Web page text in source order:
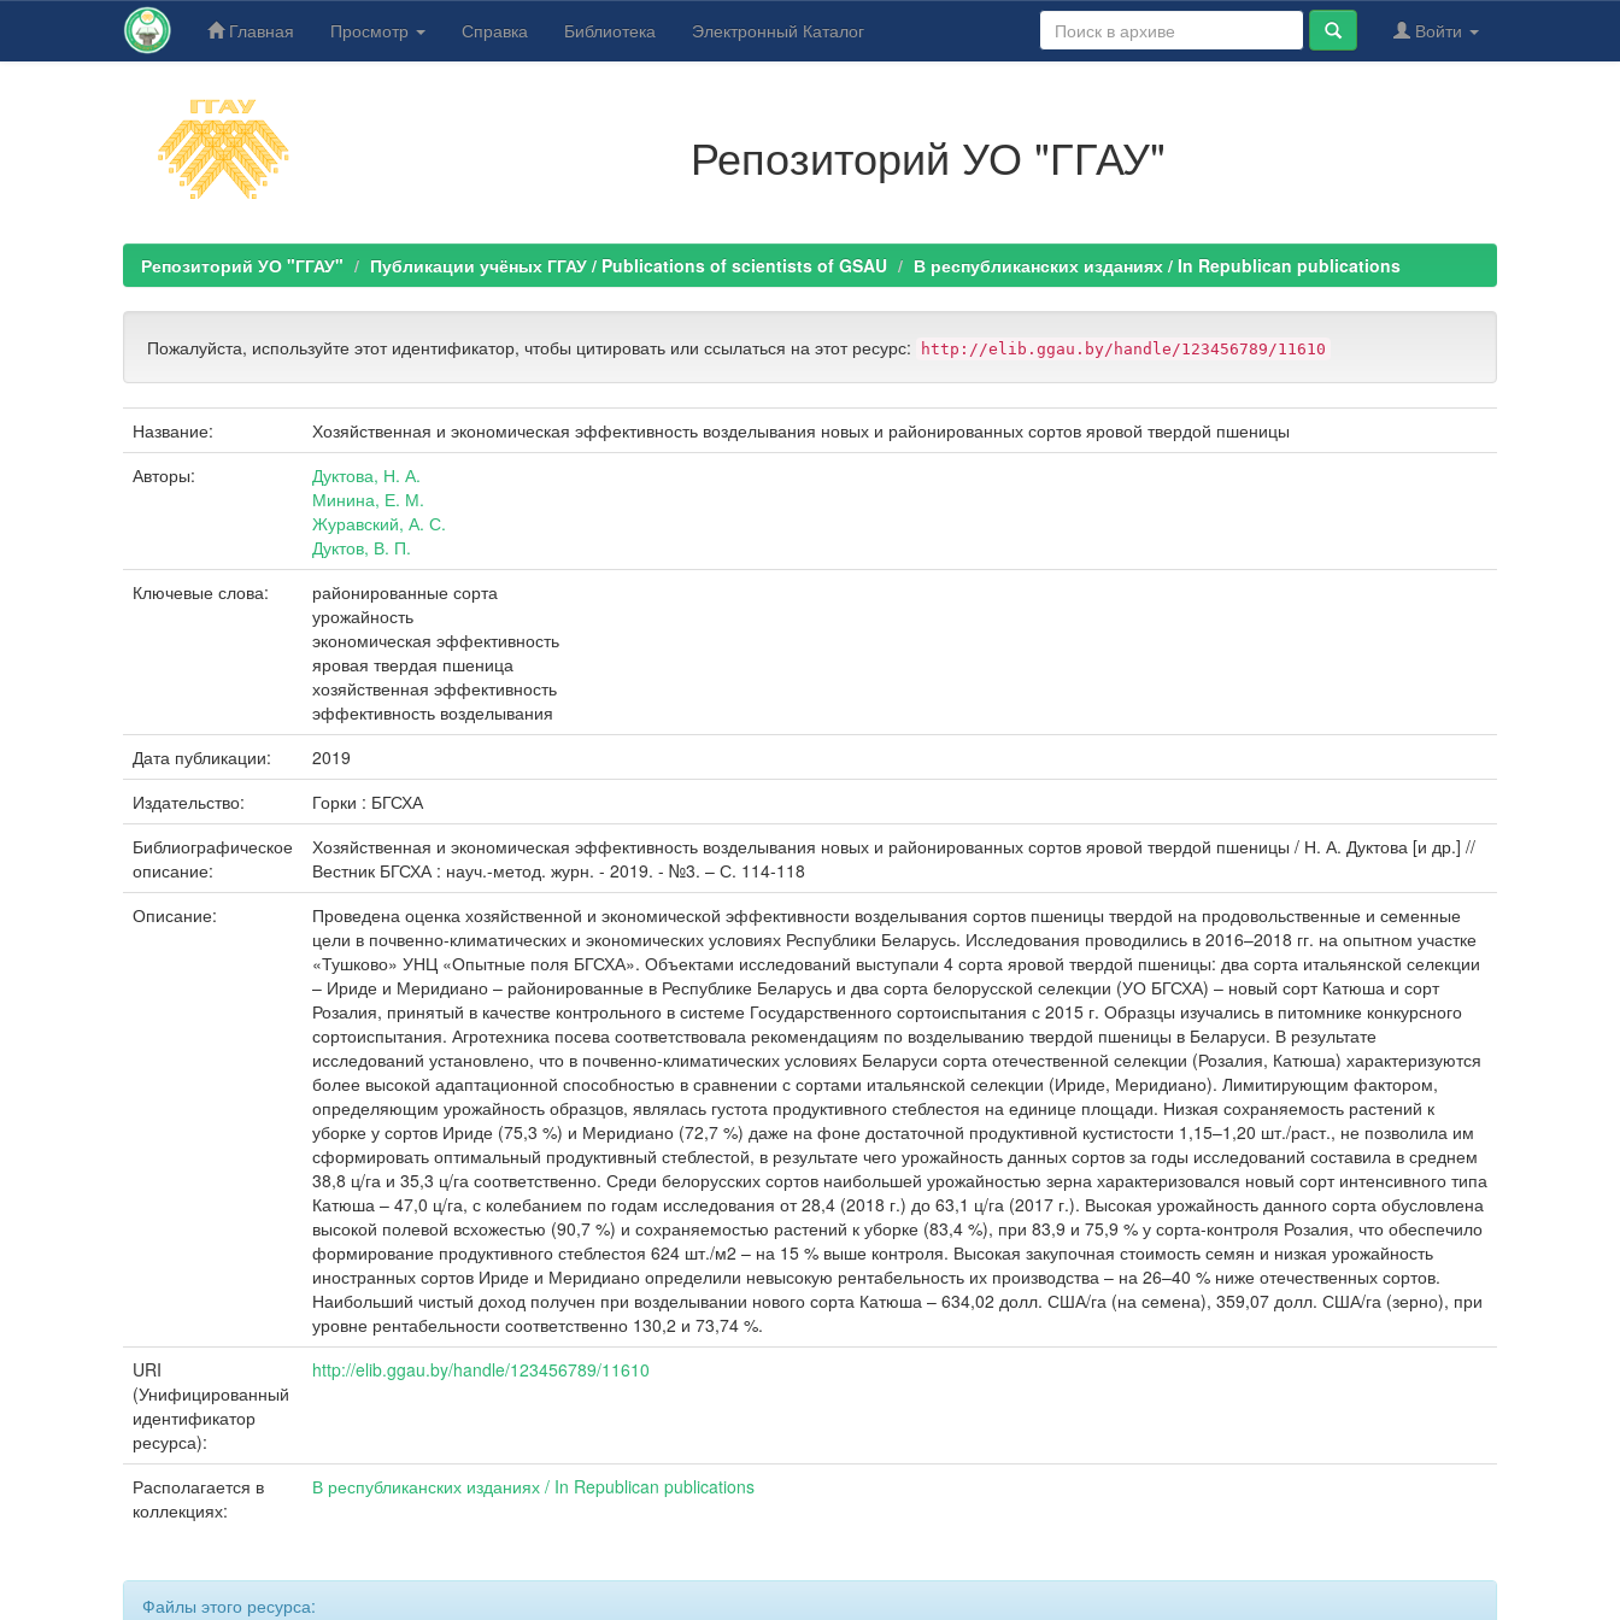
Главная Просмотр Справка Библиотека Электронный Каталог Войти
Репозиторий УО "ГГАУ"
Репозиторий УО "ГГАУ" Публикации учёных ГГАУ / Publications of scientists of GSAU В республиканских изданиях / In Republican publications
Пожалуйста, используйте этот идентификатор, чтобы цитировать или ссылаться на этот ресурс: http://elib.ggau.by/handle/123456789/11610
Название:
Хозяйственная и экономическая эффективность возделывания новых и районированных сортов яровой твердой пшеницы
Авторы:
Дуктова, Н. А.
Минина, Е. М.
Журавский, А. С.
Дуктов, В. П.
Ключевые слова:
районированные сорта
урожайность
экономическая эффективность
яровая твердая пшеница
хозяйственная эффективность
эффективность возделывания
Дата публикации:
2019
Издательство:
Горки : БГСХА
Библиографическое
описание:
Хозяйственная и экономическая эффективность возделывания новых и районированных сортов яровой твердой пшеницы / Н. А. Дуктова [и др.] //
Вестник БГСХА : науч.-метод. журн. - 2019. - №3. – С. 114-118
Описание:
Проведена оценка хозяйственной и экономической эффективности возделывания сортов пшеницы твердой на продовольственные и семенные
цели в почвенно-климатических и экономических условиях Республики Беларусь. Исследования проводились в 2016–2018 гг. на опытном участке
«Тушково» УНЦ «Опытные поля БГСХА». Объектами исследований выступали 4 сорта яровой твердой пшеницы: два сорта итальянской селекции
– Ириде и Меридиано – районированные в Республике Беларусь и два сорта белорусской селекции (УО БГСХА) – новый сорт Катюша и сорт
Розалия, принятый в качестве контрольного в системе Государственного сортоиспытания с 2015 г. Образцы изучались в питомнике конкурсного
сортоиспытания. Агротехника посева соответствовала рекомендациям по возделыванию твердой пшеницы в Беларуси. В результате
исследований установлено, что в почвенно-климатических условиях Беларуси сорта отечественной селекции (Розалия, Катюша) характеризуются
более высокой адаптационной способностью в сравнении с сортами итальянской селекции (Ириде, Меридиано). Лимитирующим фактором,
определяющим урожайность образцов, являлась густота продуктивного стеблестоя на единице площади. Низкая сохраняемость растений к
уборке у сортов Ириде (75,3 %) и Меридиано (72,7 %) даже на фоне достаточной продуктивной кустистости 1,15–1,20 шт./раст., не позволила им
сформировать оптимальный продуктивный стеблестой, в результате чего урожайность данных сортов за годы исследований составила в среднем
38,8 ц/га и 35,3 ц/га соответственно. Среди белорусских сортов наибольшей урожайностью зерна характеризовался новый сорт интенсивного типа
Катюша – 47,0 ц/га, с колебанием по годам исследования от 28,4 (2018 г.) до 63,1 ц/га (2017 г.). Высокая урожайность данного сорта обусловлена
высокой полевой всхожестью (90,7 %) и сохраняемостью растений к уборке (83,4 %), при 83,9 и 75,9 % у сорта-контроля Розалия, что обеспечило
формирование продуктивного стеблестоя 624 шт./м2 – на 15 % выше контроля. Высокая закупочная стоимость семян и низкая урожайность
иностранных сортов Ириде и Меридиано определили невысокую рентабельность их производства – на 26–40 % ниже отечественных сортов.
Наибольший чистый доход получен при возделывании нового сорта Катюша – 634,02 долл. США/га (на семена), 359,07 долл. США/га (зерно), при
уровне рентабельности соответственно 130,2 и 73,74 %.
URI
(Унифицированный
идентификатор
ресурса):
http://elib.ggau.by/handle/123456789/11610
Располагается в
коллекциях:
В республиканских изданиях / In Republican publications
Файлы этого ресурса: